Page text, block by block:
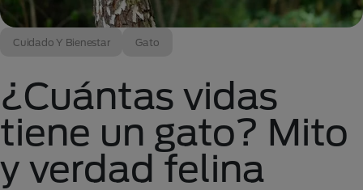
Cuidado Y Bienestar Gato
¿Cuántas vidas
tiene un gato? Mito
y verdad felina